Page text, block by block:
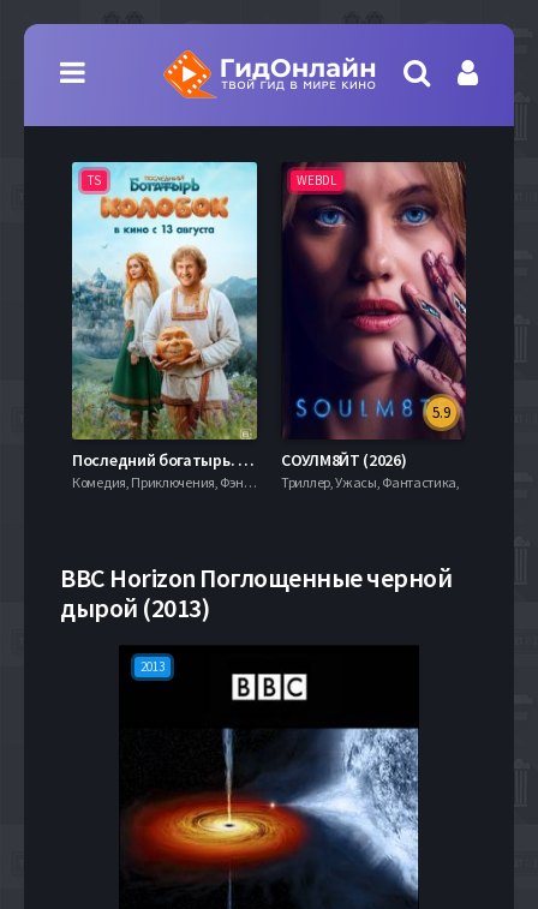
TS
Последний богатырь. Колобок (2026)
Комедия, Приключения, Фэнтези,
WEBDL
5.9
СОУЛМ8ЙТ (2026)
Триллер, Ужасы, Фантастика,
BBC Horizon Поглощенные черной
дырой (2013)
2013